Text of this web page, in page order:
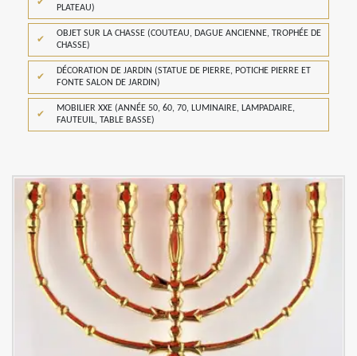
PLATEAU)
OBJET SUR LA CHASSE (COUTEAU, DAGUE ANCIENNE, TROPHÉE DE
CHASSE)
DÉCORATION DE JARDIN (STATUE DE PIERRE, POTICHE PIERRE ET
FONTE SALON DE JARDIN)
MOBILIER XXE (ANNÉE 50, 60, 70, LUMINAIRE, LAMPADAIRE,
FAUTEUIL, TABLE BASSE)